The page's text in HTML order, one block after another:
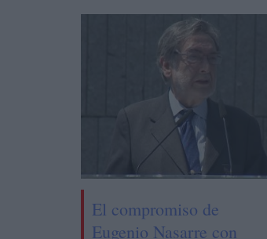
El compromiso de
Eugenio Nasarre con